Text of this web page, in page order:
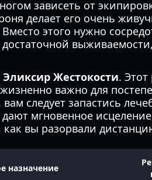
зависеть от
делает его очень
этого нужно
Эликсир Жестокости. Этот
важно для
следует запастись
мгновенное
как вы разорвали
назначение